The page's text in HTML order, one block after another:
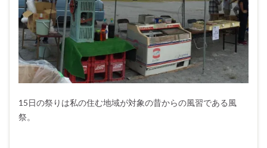
15日の祭りは私の住む地域が対象の昔からの風習である風
祭。